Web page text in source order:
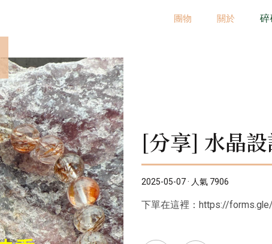
團物 關於 碎
[分享] 水晶
2025-05-07 · 人氣 7906
下單在這裡：https://